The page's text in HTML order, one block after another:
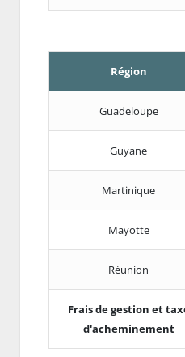
Région
Guadeloupe
Guyane
Martinique
Mayotte
Réunion
Frais de gestion et
d'acheminement